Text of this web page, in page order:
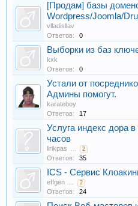
[Продам] базы
Wordpress/Joomla/
vlladisllav
Ответов:
0
Выборки из баз
kxk
Ответов:
0
Устали от
Админы помогут.
karateboy
Ответов:
17
Услуга индекс дора
часов
lirikpas ... 2
Ответов: 35
ICS - Сервис
effgen ... 2
Ответов: 24